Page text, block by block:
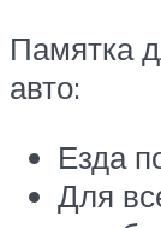
Памятка
авто:
Езда
Для